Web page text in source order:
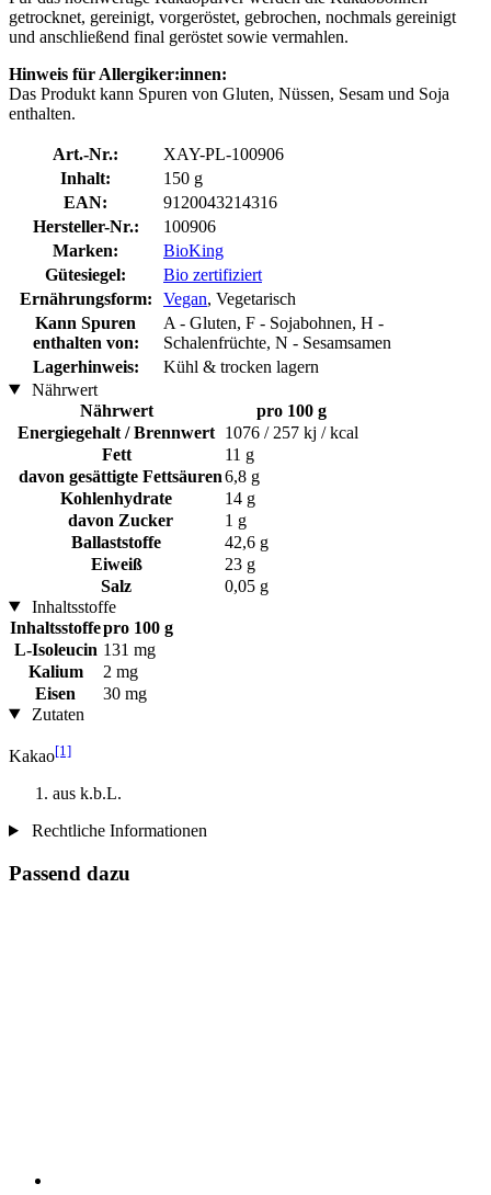
getrocknet, gereinigt, vorgeröstet, gebrochen, nochmals gereinigt
und anschließend final geröstet sowie vermahlen.
Hinweis für Allergiker:innen:
Das Produkt kann Spuren von Gluten, Nüssen, Sesam und Soja
enthalten.
Art.-Nr.:
XAY-PL-100906
Inhalt:
150 g
EAN:
9120043214316
Hersteller-Nr.:
100906
Marken:
BioKing
Gütesiegel:
Bio zertifiziert
Ernährungsform:
Vegan, Vegetarisch
Kann Spuren
enthalten von:
A - Gluten, F - Sojabohnen, H -
Schalenfrüchte, N - Sesamsamen
Lagerhinweis:
Kühl & trocken lagern
Nährwert
Nährwert
pro 100 g
Energiegehalt / Brennwert 1076 / 257 kj / kcal
Fett
11 g
davon gesättigte Fettsäuren6,8 g
Kohlenhydrate
14 g
davon Zucker
1 g
Ballaststoffe
42,6 g
Eiweiß
23 g
Salz
0,05 g
Inhaltsstoffe
Inhaltsstoffepro 100 g
L-Isoleucin 131 mg
Kalium
2 mg
Eisen
30 mg
Zutaten
Kakao[1]
aus k.b.L.
Rechtliche Informationen
Passend dazu